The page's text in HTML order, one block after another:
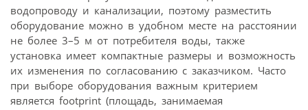
водопроводу и канализации, поэтому разместить
оборудование можно в удобном месте на расстоянии
не более 3–5 м от потребителя воды, также
установка имеет компактные размеры и возможность
их изменения по согласованию с заказчиком. Часто
при выборе оборудования важным критерием
является footprint (площадь, занимаемая